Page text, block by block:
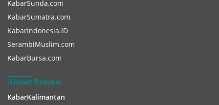
KabarSunda.com
KabarSumatra.com
KabarIndonesia.ID
SerambiMuslim.com
KabarBursa.com
Alamat Redaksi
KabarKalimantan